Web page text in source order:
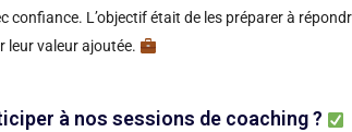
confiance. L’objectif était de les préparer à
leur valeur ajoutée.
à nos sessions de coaching ?